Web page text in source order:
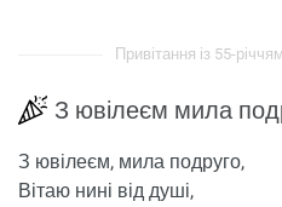
Привітання із 55-
З ювілеєм мила
З ювілеєм, мила подруго,
Вітаю нині від душі,